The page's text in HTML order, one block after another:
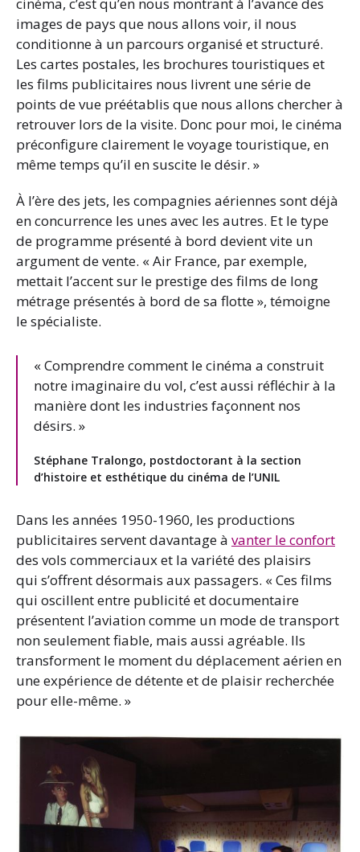
images de pays que nous allons voir, il nous
conditionne à un parcours organisé et structuré.
Les cartes postales, les brochures touristiques et
les films publicitaires nous livrent une série de
points de vue préétablis que nous allons chercher à
retrouver lors de la visite. Donc pour moi, le cinéma
préconfigure clairement le voyage touristique, en
même temps qu’il en suscite le désir. »
À l’ère des jets, les compagnies aériennes sont déjà
en concurrence les unes avec les autres. Et le type
de programme présenté à bord devient vite un
argument de vente. « Air France, par exemple,
mettait l’accent sur le prestige des films de long
métrage présentés à bord de sa flotte », témoigne
le spécialiste.
« Comprendre comment le cinéma a construit
notre imaginaire du vol, c’est aussi réfléchir à la
manière dont les industries façonnent nos
désirs. »
Stéphane Tralongo, postdoctorant à la section
d’histoire et esthétique du cinéma de l’UNIL
Dans les années 1950-1960, les productions
publicitaires servent davantage à vanter le confort
des vols commerciaux et la variété des plaisirs
qui s’offrent désormais aux passagers. « Ces films
qui oscillent entre publicité et documentaire
présentent l’aviation comme un mode de transport
non seulement fiable, mais aussi agréable. Ils
transforment le moment du déplacement aérien en
une expérience de détente et de plaisir recherchée
pour elle-même. »